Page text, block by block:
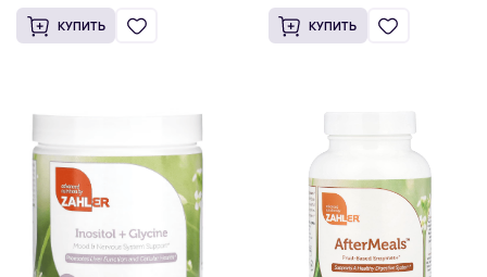
КУПИТЬ КУПИТЬ